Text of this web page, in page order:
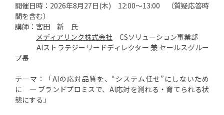
開催日時：2026年8月27日(木) 12:00～13:00 （質疑応答時
間を含む）
講師：宮田 新 氏
メディアリンク株式会社 CSソリューション事業部
AIストラテジーリードディレクター 兼 セールスグルー
プ長
テーマ：「AIの応対品質を、“システム任せ”にしないため
に ― ブランドプロミスで、AI応対を測れる・育てられる状
態にする」